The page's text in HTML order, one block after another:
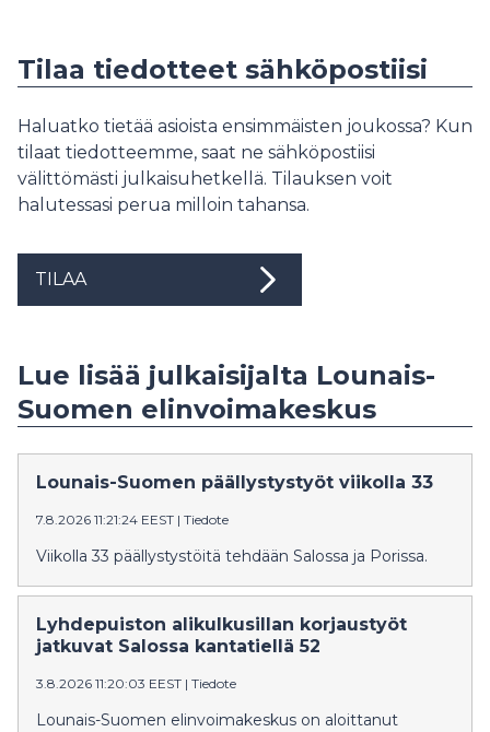
Tilaa tiedotteet sähköpostiisi
Haluatko tietää asioista ensimmäisten joukossa? Kun
tilaat tiedotteemme, saat ne sähköpostiisi
välittömästi julkaisuhetkellä. Tilauksen voit
halutessasi perua milloin tahansa.
TILAA
Lue lisää julkaisijalta Lounais-
Suomen elinvoimakeskus
Lounais-Suomen päällystystyöt viikolla 33
7.8.2026 11:21:24 EEST | Tiedote
Viikolla 33 päällystystöitä tehdään Salossa ja Porissa.
Lyhdepuiston alikulkusillan korjaustyöt
jatkuvat Salossa kantatiellä 52
3.8.2026 11:20:03 EEST | Tiedote
Lounais-Suomen elinvoimakeskus on aloittanut